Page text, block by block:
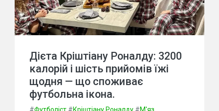
Дієта Кріштіану Роналду: 3200
калорій і шість прийомів їжі
щодня — що споживає
футбольна ікона.